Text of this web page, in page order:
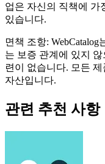
업은 자신의 직책에 가
있습니다.
면책 조항: WebCatalog
는 보증 관계에 있지
련이 없습니다. 모든
자산입니다.
관련 추천 사항